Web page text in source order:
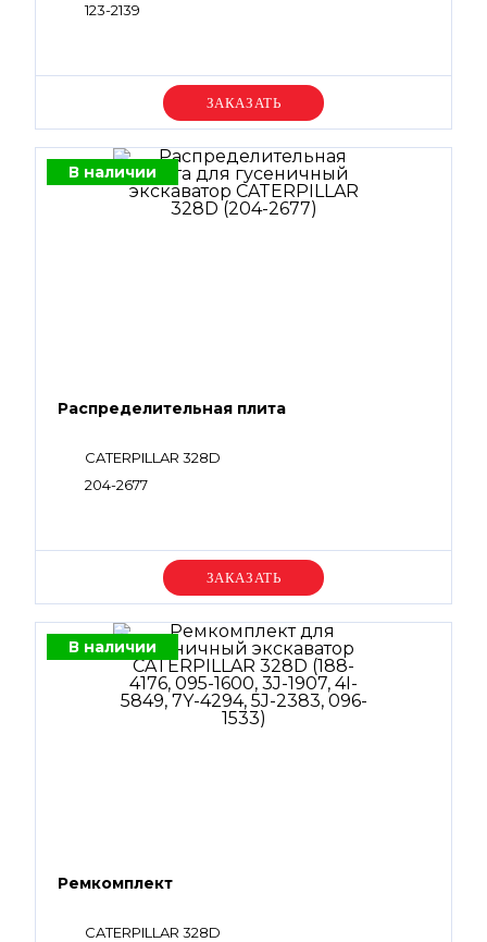
123-2139
Уточняйте цену
В наличии
Распределительная плита
CATERPILLAR 328D
204-2677
Уточняйте цену
В наличии
Ремкомплект
CATERPILLAR 328D